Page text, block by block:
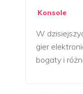
Konsole
W
gier
bogaty i